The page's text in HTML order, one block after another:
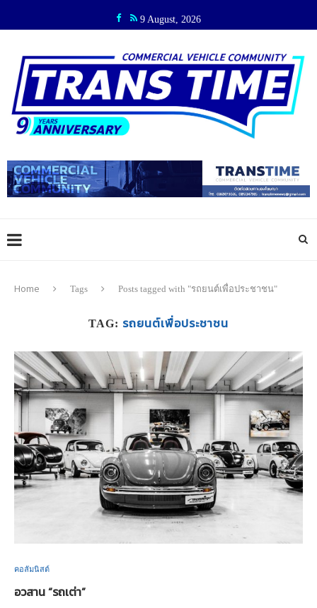
9 August, 2026
Home Tags Posts tagged with "รถยนต์เพื่อประชาชน"
TAG: รถยนต์เพื่อประชาชน
คอลัมนิสต์
อวสาน “รถเต่า”